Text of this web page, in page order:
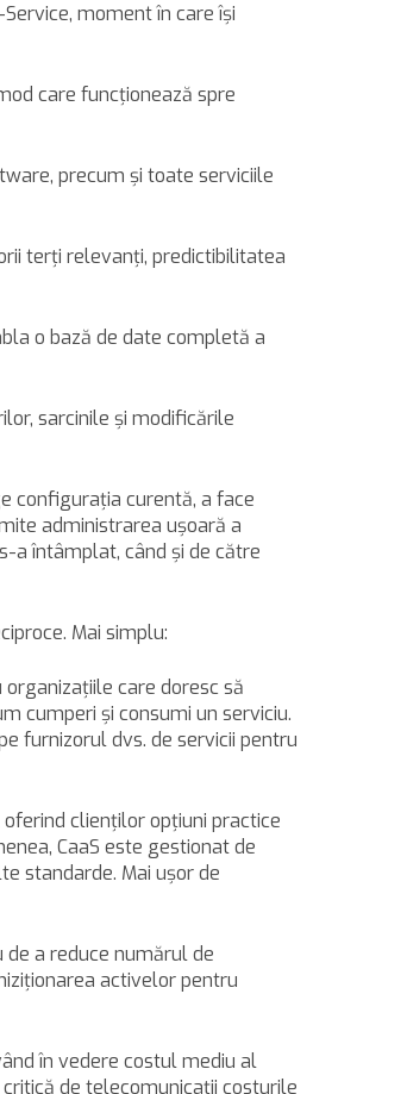
moment în care îşi
care funcţionează spre
precum şi toate serviciile
terţi relevanţi, predictibilitatea
o bază de date completă a
sarcinile şi modificările
configuraţia curentă, a face
administrarea uşoară a
a întâmplat, când şi de către
Mai simplu:
care doresc să
cumperi şi consumi un serviciu.
furnizorul dvs. de servicii pentru
clienţilor opţiuni practice
CaaS este gestionat de
standarde. Mai uşor de
a reduce numărul de
activelor pentru
în vedere costul mediu al
de telecomunicaţii costurile